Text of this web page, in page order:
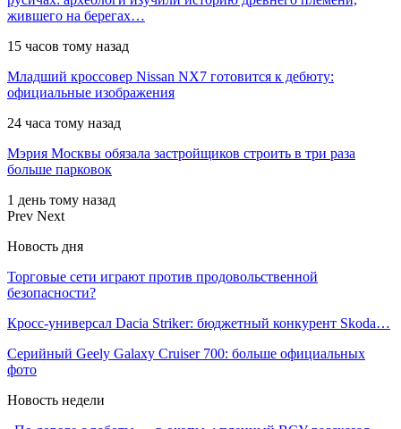
жившего на берегах…
15 часов тому назад
Младший кроссовер Nissan NX7 готовится к дебюту:
официальные изображения
24 часа тому назад
Мэрия Москвы обязала застройщиков строить в три раза
больше парковок
1 день тому назад
Prev Next
Новость дня
Торговые сети играют против продовольственной
безопасности?
Кросс-универсал Dacia Striker: бюджетный конкурент Skoda…
Серийный Geely Galaxy Cruiser 700: больше официальных
фото
Новость недели